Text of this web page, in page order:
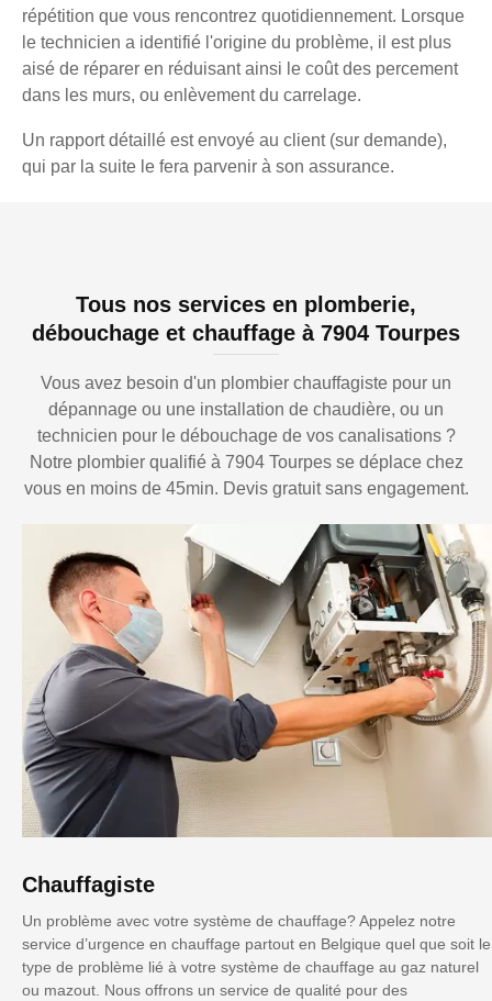
répétition que vous rencontrez quotidiennement. Lorsque
le technicien a identifié l'origine du problème, il est plus
aisé de réparer en réduisant ainsi le coût des percement
dans les murs, ou enlèvement du carrelage.
Un rapport détaillé est envoyé au client (sur demande),
qui par la suite le fera parvenir à son assurance.
Tous nos services en plomberie,
débouchage et chauffage à 7904 Tourpes
Vous avez besoin d'un plombier chauffagiste pour un
dépannage ou une installation de chaudière, ou un
technicien pour le débouchage de vos canalisations ?
Notre plombier qualifié à 7904 Tourpes se déplace chez
vous en moins de 45min. Devis gratuit sans engagement.
Chauffagiste
Un problème avec votre système de chauffage? Appelez notre
service d’urgence en chauffage partout en Belgique quel que soit le
type de problème lié à votre système de chauffage au gaz naturel
ou mazout. Nous offrons un service de qualité pour des